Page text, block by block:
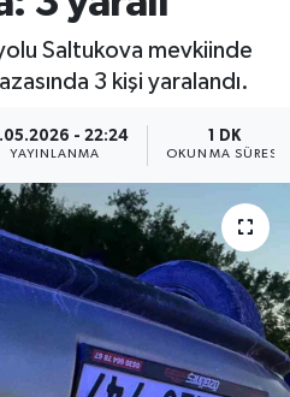
Saltukova mevkiinde
3 kişi yaralandı.
- 22:24
YAYINLANMA
1 DK
OKUNMA SÜRESI